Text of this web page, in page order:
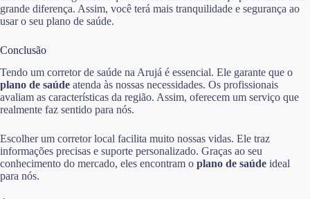
grande diferença. Assim, você terá mais tranquilidade e segurança ao
usar o seu plano de saúde.
Conclusão
Tendo um corretor de saúde na Arujá é essencial. Ele garante que o
plano de saúde atenda às nossas necessidades. Os profissionais
avaliam as características da região. Assim, oferecem um serviço que
realmente faz sentido para nós.
Escolher um corretor local facilita muito nossas vidas. Ele traz
informações precisas e suporte personalizado. Graças ao seu
conhecimento do mercado, eles encontram o plano de saúde ideal
para nós.